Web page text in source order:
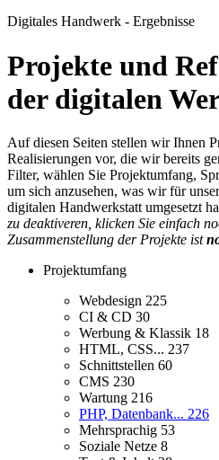
Digitales Handwerk - Ergebnisse
Projekte und
der digitalen
Auf diesen Seiten stellen wir Ihnen
Realisierungen vor, die wir bereits
Filter, wählen Sie Projektumfang,
um sich anzusehen, was wir für
digitalen Handwerkstatt umgesetzt
zu deaktiveren, klicken Sie einfach
Zusammenstellung der Projekte ist
Projektumfang
Webdesign 225
CI & CD 30
Werbung & Klassik 18
HTML, CSS... 237
Schnittstellen 60
CMS 230
Wartung 216
PHP, Datenbank... 226
Mehrsprachig 53
Soziale Netze 8